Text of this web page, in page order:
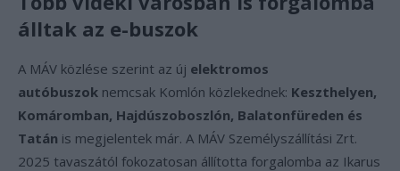
álltak az e-buszok
A MÁV közlése szerint az új elektromos
autóbuszok nemcsak Komlón közlekednek: Keszthelyen,
Komáromban, Hajdúszoboszlón, Balatonfüreden és
Tatán is megjelentek már. A MÁV Személyszállítási Zrt.
2025 tavaszától fokozatosan állította forgalomba az Ikarus